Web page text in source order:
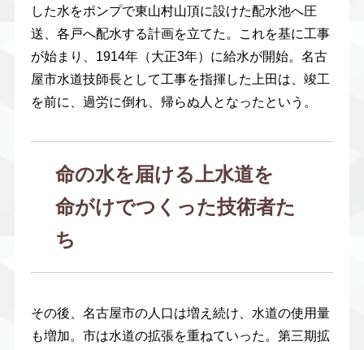
した水をポンプで東山村山頂に設けた配水池へ圧
送、各戸へ配水する計画を立てた。これを基に工事
が始まり、1914年（大正3年）に給水が開始。名古
屋市水道技師長として工事を指揮した上田は、竣工
を前に、過労に倒れ、帰らぬ人となったという。
命の水を届ける上水道を
命がけでつくった技術者た
ち
その後、名古屋市の人口は増え続け、水道の使用量
も増加。市は水道の拡張を重ねていった。第三期拡